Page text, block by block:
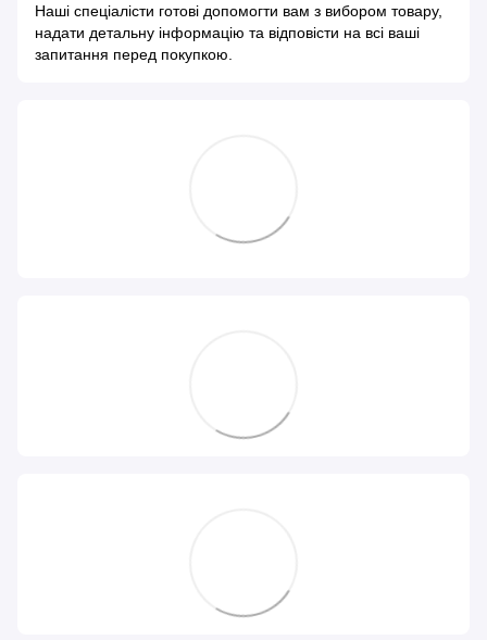
Наші спеціалісти готові допомогти вам з вибором товару,
надати детальну інформацію та відповісти на всі ваші
запитання перед покупкою.